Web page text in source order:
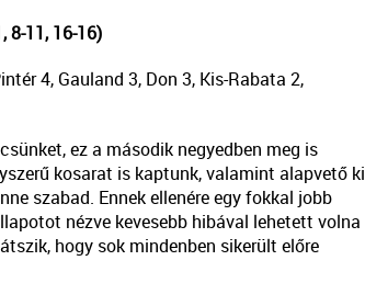
8-11, 16-16)
4, Gauland 3, Don 3, Kis-Rabata 2,
ez a második negyedben meg is
kosarat is kaptunk, valamint alapvető ki
szabad. Ennek ellenére egy fokkal jobb
nézve kevesebb hibával lehetett volna
hogy sok mindenben sikerült előre